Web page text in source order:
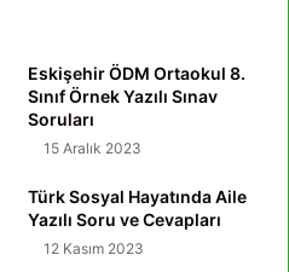
Eskişehir ÖDM Ortaokul 8.
Sınıf Örnek Yazılı Sınav
Soruları
15 Aralık 2023
Türk Sosyal Hayatında Aile
Yazılı Soru ve Cevapları
12 Kasım 2023